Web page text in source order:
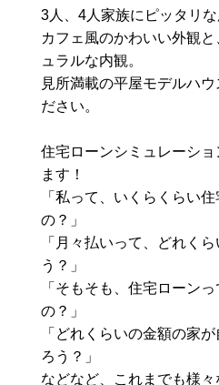
3人、4人家族にピッタリな
カフェ風のかわいい外観
ュラルな内観。
見所満載の平屋モデルハ
ださい。
住宅ローンシミュレーシ
ます！
「私って、いくらくらい
の？」
「月々払いって、どれく
う？」
「そもそも、住宅ローン
の？」
「どれくらいの金額の家
ろう？」
などなど、これまでも様